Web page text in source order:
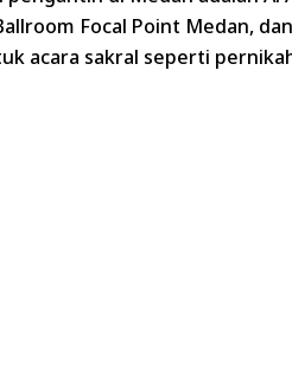
Focal Point Medan,
acara sakral seperti